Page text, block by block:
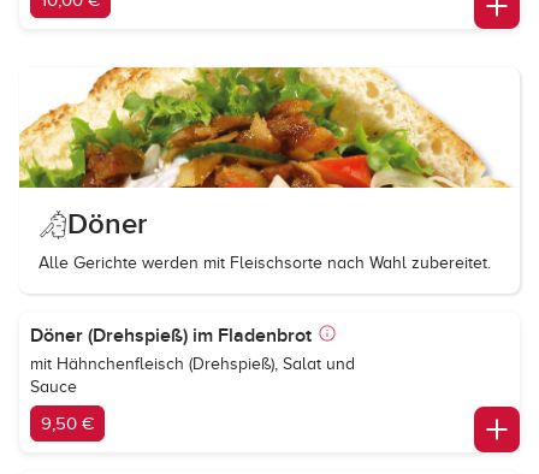
Döner
Alle Gerichte werden mit Fleischsorte nach Wahl zubereitet.
Döner (Drehspieß) im Fladenbrot
mit Hähnchenfleisch (Drehspieß), Salat und
Sauce
9,50 €